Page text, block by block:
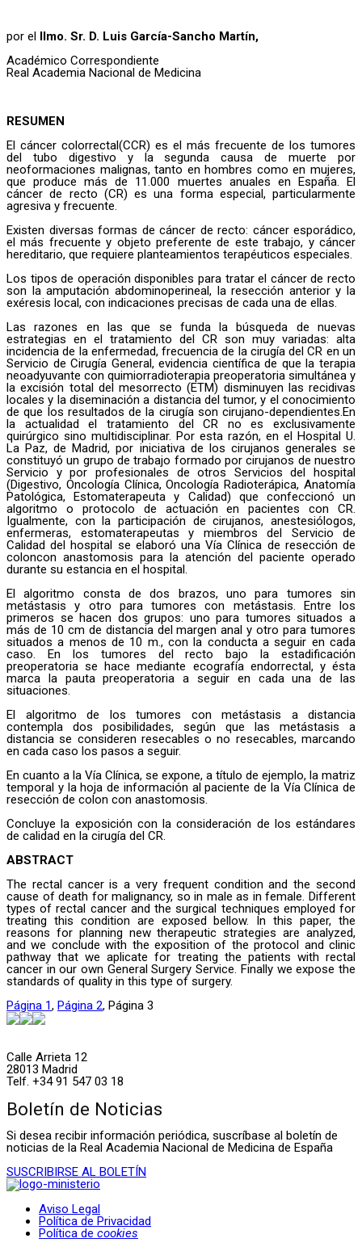
por el Ilmo. Sr. D. Luis García-Sancho Martín,
Académico Correspondiente
Real Academia Nacional de Medicina
RESUMEN
El cáncer colorrectal(CCR) es el más frecuente de los tumores
del tubo digestivo y la segunda causa de muerte por
neoformaciones malignas, tanto en hombres como en mujeres,
que produce más de 11.000 muertes anuales en España. El
cáncer de recto (CR) es una forma especial, particularmente
agresiva y frecuente.
Existen diversas formas de cáncer de recto: cáncer esporádico,
el más frecuente y objeto preferente de este trabajo, y cáncer
hereditario, que requiere planteamientos terapéuticos especiales.
Los tipos de operación disponibles para tratar el cáncer de recto
son la amputación abdominoperineal, la resección anterior y la
exéresis local, con indicaciones precisas de cada una de ellas.
Las razones en las que se funda la búsqueda de nuevas
estrategias en el tratamiento del CR son muy variadas: alta
incidencia de la enfermedad, frecuencia de la cirugía del CR en un
Servicio de Cirugía General, evidencia científica de que la terapia
neoadyuvante con quimiorradioterapia preoperatoria simultánea y
la excisión total del mesorrecto (ETM) disminuyen las recidivas
locales y la diseminación a distancia del tumor, y el conocimiento
de que los resultados de la cirugía son cirujano-dependientes.En
la actualidad el tratamiento del CR no es exclusivamente
quirúrgico sino multidisciplinar. Por esta razón, en el Hospital U.
La Paz, de Madrid, por iniciativa de los cirujanos generales se
constituyó un grupo de trabajo formado por cirujanos de nuestro
Servicio y por profesionales de otros Servicios del hospital
(Digestivo, Oncología Clínica, Oncología Radioterápica, Anatomía
Patológica, Estomaterapeuta y Calidad) que confeccionó un
algoritmo o protocolo de actuación en pacientes con CR.
Igualmente, con la participación de cirujanos, anestesiólogos,
enfermeras, estomaterapeutas y miembros del Servicio de
Calidad del hospital se elaboró una Vía Clínica de resección de
coloncon anastomosis para la atención del paciente operado
durante su estancia en el hospital.
El algoritmo consta de dos brazos, uno para tumores sin
metástasis y otro para tumores con metástasis. Entre los
primeros se hacen dos grupos: uno para tumores situados a
más de 10 cm de distancia del margen anal y otro para tumores
situados a menos de 10 m., con la conducta a seguir en cada
caso. En los tumores del recto bajo la estadificación
preoperatoria se hace mediante ecografía endorrectal, y ésta
marca la pauta preoperatoria a seguir en cada una de las
situaciones.
El algoritmo de los tumores con metástasis a distancia
contempla dos posibilidades, según que las metástasis a
distancia se consideren resecables o no resecables, marcando
en cada caso los pasos a seguir.
En cuanto a la Vía Clínica, se expone, a título de ejemplo, la matriz
temporal y la hoja de información al paciente de la Vía Clínica de
resección de colon con anastomosis.
Concluye la exposición con la consideración de los estándares
de calidad en la cirugía del CR.
ABSTRACT
The rectal cancer is a very frequent condition and the second
cause of death for malignancy, so in male as in female. Different
types of rectal cancer and the surgical techniques employed for
treating this condition are exposed bellow. In this paper, the
reasons for planning new therapeutic strategies are analyzed,
and we conclude with the exposition of the protocol and clinic
pathway that we aplicate for treating the patients with rectal
cancer in our own General Surgery Service. Finally we expose the
standards of quality in this type of surgery.
Página 1, Página 2, Página 3
Calle Arrieta 12
28013 Madrid
Telf. +34 91 547 03 18
Boletín de Noticias
Si desea recibir información periódica, suscríbase al boletín de
noticias de la Real Academia Nacional de Medicina de España
SUSCRIBIRSE AL BOLETÍN
Aviso Legal
Política de Privacidad
Política de cookies